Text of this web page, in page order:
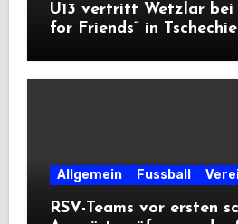
U13 vertritt Wetzlar bei
for Friends“ in
Allgemein Fussball
RSV-Teams vor ersten